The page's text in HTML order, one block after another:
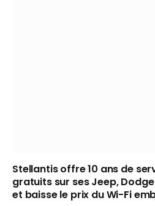
Stellantis offre 10 ans de
gratuits sur ses Jeep,
et baisse le prix du Wi-Fi